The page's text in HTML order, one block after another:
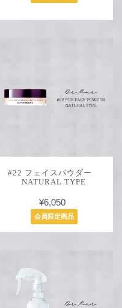
#22 フェイスパウダー
NATURAL TYPE
¥6,050
会員限定商品